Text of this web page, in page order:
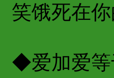
笑饿死在你
◆爱加爱等